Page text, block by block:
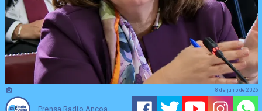
Prensa Radio Ancoa
8 de junio de 2026